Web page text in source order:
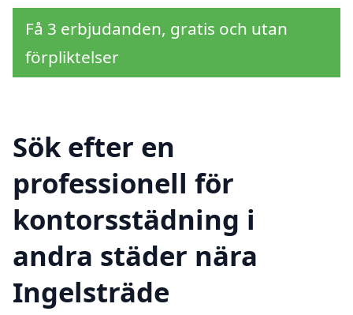
Få 3 erbjudanden, gratis och utan
förpliktelser
Sök efter en
professionell för
kontorsstädning i
andra städer nära
Ingelsträde